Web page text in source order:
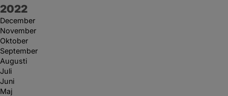
År:
2022
December
November
Oktober
September
Augusti
Juli
Juni
Maj